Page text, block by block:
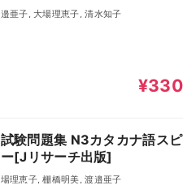
亜子, 大場理恵子, 清水知子
¥330
験問題集 N3カタカナ語スピ
[Jリサーチ出版]
理恵子, 棚橋明美, 渡邉亜子